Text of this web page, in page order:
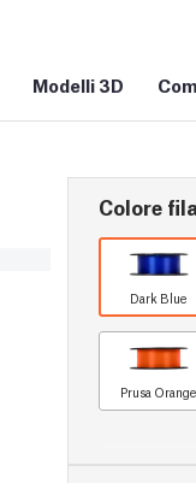
Modelli 3D
Colore
Dark Blue
Prusa Orange